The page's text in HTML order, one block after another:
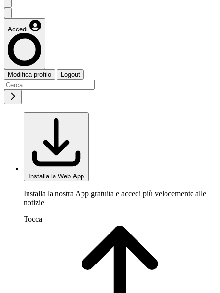
Accedi
Modifica profilo Logout
Installa la Web App
Installa la nostra App gratuita e accedi più velocemente alle
notizie
Tocca